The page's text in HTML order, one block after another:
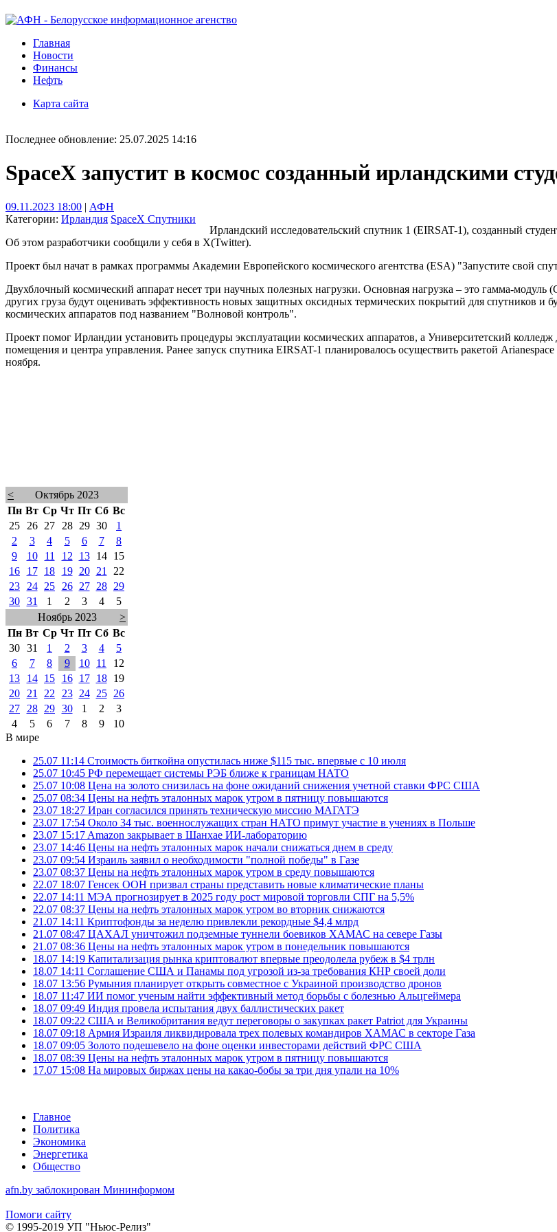
Главная
Новости
Финансы
Нефть
Карта сайта
Последнее обновление: 25.07.2025 14:16
SpaceX запустит в космос созданный ирландскими
09.11.2023 18:00 | АФН
Категории: Ирландия SpaceX Спутники
Ирландский исследовательский спутник 1 (EIRSAT-1), созданный
Об этом разработчики сообщили у себя в X(Twitter).
Проект был начат в рамках программы Академии Европейского космического агентства (ESA) "Запустите свой
Двухблочный космический аппарат несет три научных полезных нагрузки. Основная нагрузка – это гамма-
других груза будут оценивать эффективность новых защитных оксидных термических покрытий для спутников и
космических аппаратов под названием "Волновой контроль".
Проект помог Ирландии установить процедуры эксплуатации космических аппаратов, а Университетский
помещения и центра управления. Ранее запуск спутника EIRSAT-1 планировалось осуществить ракетой
ноября.
<
Октябрь 2023
Пн Вт Ср Чт Пт Сб Вс
25
26 27 28 29 30
1
2
3 4 5 6 7
8
9
10 11 12 13 14
15
16
17 18 19 20 21
22
23
24 25 26 27 28
29
30 31 1 2 3 4
5
Ноябрь 2023
>
Пн Вт Ср Чт Пт Сб Вс
30 31 1 2 3 4
5
6
7 8 9 10 11
12
13
14 15 16 17 18
19
20
21 22 23 24 25
26
27
28 29 30 1 2
3
4
5 6 7 8 9
10
В мире
25.07 11:14 Стоимость биткойна опустилась ниже $115 тыс. впервые с 10 июля
25.07 10:45 РФ перемещает системы РЭБ ближе к границам НАТО
25.07 10:08 Цена на золото снизилась на фоне ожиданий снижения учетной ставки ФРС США
25.07 08:34 Цены на нефть эталонных марок утром в пятницу повышаются
23.07 18:27 Иран согласился принять техническую миссию МАГАТЭ
23.07 17:54 Около 34 тыс. военнослужащих стран НАТО примут участие в учениях в Польше
23.07 15:17 Amazon закрывает в Шанхае ИИ-лабораторию
23.07 14:46 Цены на нефть эталонных марок начали снижаться днем в среду
23.07 09:54 Израиль заявил о необходимости "полной победы" в Газе
23.07 08:37 Цены на нефть эталонных марок утром в среду повышаются
22.07 18:07 Генсек ООН призвал страны представить новые климатические планы
22.07 14:11 МЭА прогнозирует в 2025 году рост мировой торговли СПГ на 5,5%
22.07 08:37 Цены на нефть эталонных марок утром во вторник снижаются
21.07 14:11 Криптофонды за неделю привлекли рекордные $4,4 млрд
21.07 08:47 ЦАХАЛ уничтожил подземные туннели боевиков ХАМАС на севере Газы
21.07 08:36 Цены на нефть эталонных марок утром в понедельник повышаются
18.07 14:19 Капитализация рынка криптовалют впервые преодолела рубеж в $4 трлн
18.07 14:11 Соглашение США и Панамы под угрозой из-за требования КНР своей доли
18.07 13:56 Румыния планирует открыть совместное с Украиной производство дронов
18.07 11:47 ИИ помог ученым найти эффективный метод борьбы с болезнью Альцгеймера
18.07 09:49 Индия провела испытания двух баллистических ракет
18.07 09:22 США и Великобритания ведут переговоры о закупках ракет Patriot для Украины
18.07 09:18 Армия Израиля ликвидировала трех полевых командиров ХАМАС в секторе Газа
18.07 09:05 Золото подешевело на фоне оценки инвесторами действий ФРС США
18.07 08:39 Цены на нефть эталонных марок утром в пятницу повышаются
17.07 15:08 На мировых биржах цены на какао-бобы за три дня упали на 10%
Главное
Политика
Экономика
Энергетика
Общество
afn.by заблокирован Мининформом
Помоги сайту
© 1995-2019 УП "Ньюс-Релиз"